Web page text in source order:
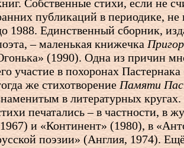
Собственные стихи, если не
публикаций в периодике, не
1988. Единственный сборник,
– маленькая книжечка
(1990). Одна из причин
участие в похоронах
же стихотворение Памяти
в литературных
печатались – в частности, в
и «Континент» (1980), в
поэзии» (Англия, 1974).